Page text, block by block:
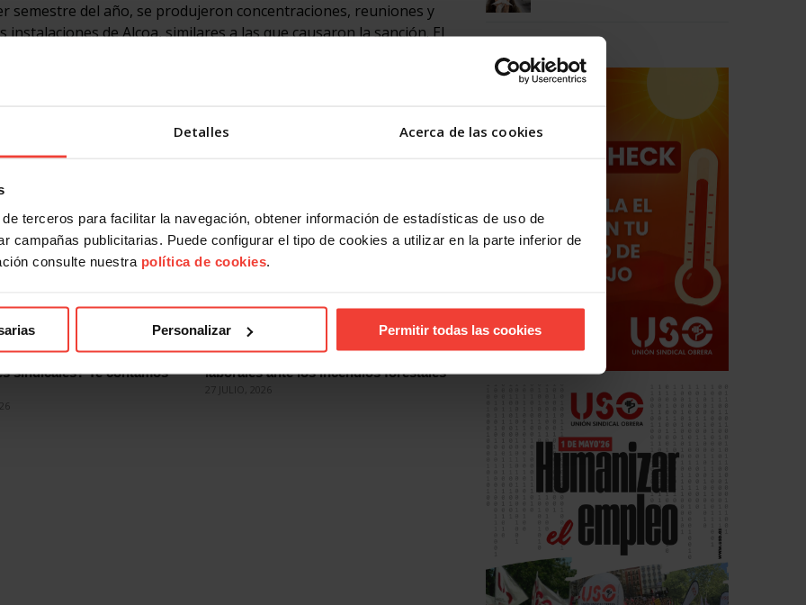
Detalles Acerca de las cookies
terceros para facilitar la navegación, obtener información de estadísticas de uso de
campañas publicitarias. Puede configurar el tipo de cookies a utilizar en la parte inferior de
consulte nuestra política de cookies.
Personalizar Permitir todas las cookies
semestre del año, se produjeron concentraciones, reuniones y
de Alcoa, similares a las que causaron la sanción. El
de las instalaciones. Por ello, “no puede la empresa sancionar
para el acceso de personal”.
presentarte con USO a las
sindicales? Te contamos
Acción Sindical
USOTeInforma sobre tus derechos
laborales ante los incendios forestales
27 JULIO, 2026